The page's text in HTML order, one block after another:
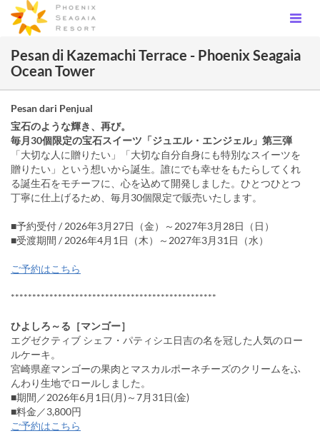
Pesan di Kazemachi Terrace - Phoenix Seagaia
Ocean Tower
Pesan dari Penjual
宝石のような輝き、再び。
毎月30個限定の宝石スイーツ「ジュエル・エンジェル」第三弾
「大切な人に贈りたい」「大切な自分自身にも特別なスイーツを
贈りたい」という想いから誕生。誰にでも幸せをもたらしてくれ
る誕生石をモチーフに、心を込めて開発しました。ひとつひとつ
丁寧に仕上げるため、毎月30個限定で販売いたします。
■予約受付 / 2026年3月27日（金）～2027年3月28日（日）
■受渡期間 / 2026年4月1日（木）～2027年3月31日（水）
ご予約はこちら
************************************************
ひよしろ～る［マンゴー］
エグゼクティブ シェフ・パティシエ日吉の名を冠した人気のロー
ルケーキ。
宮崎県産マンゴーの果肉とマスカルポーネチーズのクリームをふ
んわり生地でロールしました。
■期間／2026年6月1日(月)～7月31日(金)
■料金／3,800円
ご予約はこちら